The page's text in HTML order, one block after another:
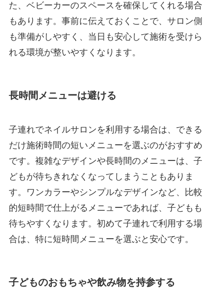
た、ベビーカーのスペースを確保してくれる場合
もあります。事前に伝えておくことで、サロン側
も準備がしやすく、当日も安心して施術を受けら
れる環境が整いやすくなります。
長時間メニューは避ける
子連れでネイルサロンを利用する場合は、できる
だけ施術時間の短いメニューを選ぶのがおすすめ
です。複雑なデザインや長時間のメニューは、子
どもが待ちきれなくなってしまうこともありま
す。ワンカラーやシンプルなデザインなど、比較
的短時間で仕上がるメニューであれば、子どもも
待ちやすくなります。初めて子連れで利用する場
合は、特に短時間メニューを選ぶと安心です。
子どものおもちゃや飲み物を持参する